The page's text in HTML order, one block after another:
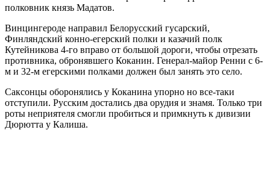
полковник князь Мадатов.
Винцингероде направил Белорусский гусарский,
Финляндский конно-егерский полки и казачий полк
Кутейникова 4-го вправо от большой дороги, чтобы отрезать
противника, обронявшего Коканин. Генерал-майор Ренни с 6-
м и 32-м егерскими полками должен был занять это село.
Саксонцы оборонялись у Коканина упорно но все-таки
отступили. Русским достались два орудия и знамя. Только три
роты неприятеля смогли пробиться и примкнуть к дивизии
Дюрютта у Калиша.